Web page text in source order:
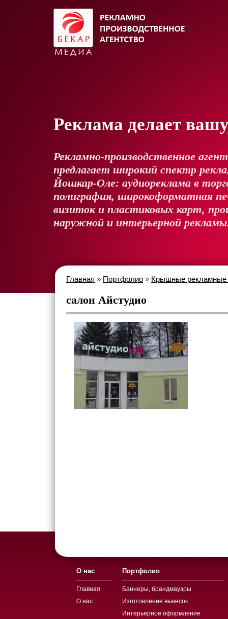
Реклама делает
Рекламно-производственное
предлагает широкий спектр
Йошкар-Оле: аудиореклама в
полиграфия, широкоформатная
визиток и пластиковых карт,
наружной и интерьерной
Главная » Портфолио » Крышные рекламные
салон Айстудио
О нас
Главная
О нас
Портфолио
Баннеры, брандмауэры
Изготовление вывесок
Интерьерное оформление